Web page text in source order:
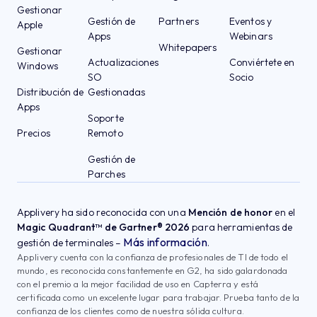
Gestionar
Apple
Gestionar
Windows
Distribución de
Apps
Precios
Gestión de
Apps
Actualizaciones
SO
Gestionadas
Soporte
Remoto
Gestión de
Parches
Partners
Whitepapers
Eventos y
Webinars
Conviértete en
Socio
Applivery ha sido reconocida con una Mención de honor en el
Magic Quadrant™ de Gartner® 2026 para herramientas de
gestión de terminales – Más información.
Applivery cuenta con la confianza de profesionales de TI de todo el
mundo, es reconocida constantemente en G2, ha sido galardonada
con el premio a la mejor facilidad de uso en Capterra y está
certificada como un excelente lugar para trabajar. Prueba tanto de la
confianza de los clientes como de nuestra sólida cultura.